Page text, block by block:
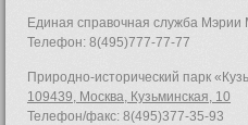
Единая справочная служба Мэрии
Телефон: 8(495)777-77-77
Природно-исторический парк
109439, Москва, Кузьминская, 10
Телефон/факс: 8(495)377-35-93